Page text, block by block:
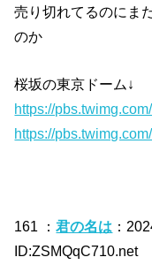
売り切れてるのにま
のか
桜坂の東京ドーム↓
https://
https://
161 ：君の名は ：
ID:ZSMQqC710.net